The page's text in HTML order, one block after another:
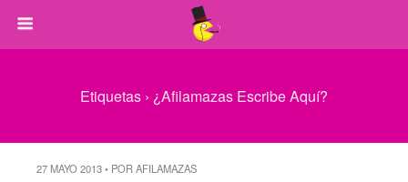
Etiquetas › ¿Afilamazas Escribe Aquí?
27 MAYO 2013 • POR AFILAMAZAS